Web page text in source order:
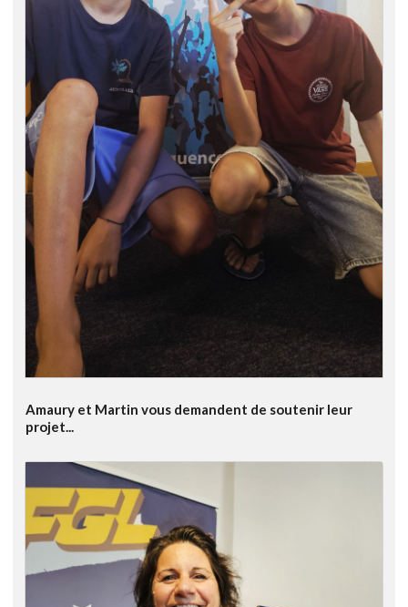
Amaury et Martin vous demandent de soutenir leur
projet...